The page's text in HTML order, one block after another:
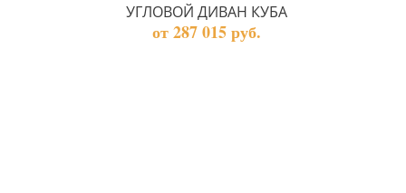
УГЛОВОЙ ДИВАН КУБА
от 287 015 руб.